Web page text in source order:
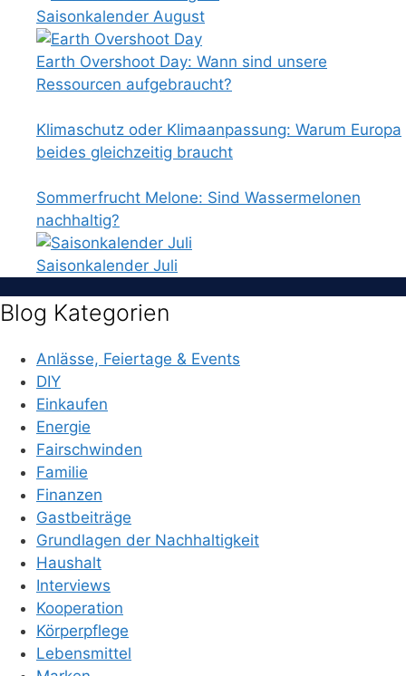
Saisonkalender August
Earth Overshoot Day: Wann sind unsere
Ressourcen aufgebraucht?
Klimaschutz oder Klimaanpassung: Warum Europa
beides gleichzeitig braucht
Sommerfrucht Melone: Sind Wassermelonen
nachhaltig?
Saisonkalender Juli
Blog Kategorien
Anlässe, Feiertage & Events
DIY
Einkaufen
Energie
Fairschwinden
Familie
Finanzen
Gastbeiträge
Grundlagen der Nachhaltigkeit
Haushalt
Interviews
Kooperation
Körperpflege
Lebensmittel